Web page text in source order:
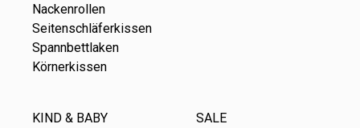
Nackenrollen
Seitenschläferkissen
Spannbettlaken
Körnerkissen
KIND & BABY
SALE